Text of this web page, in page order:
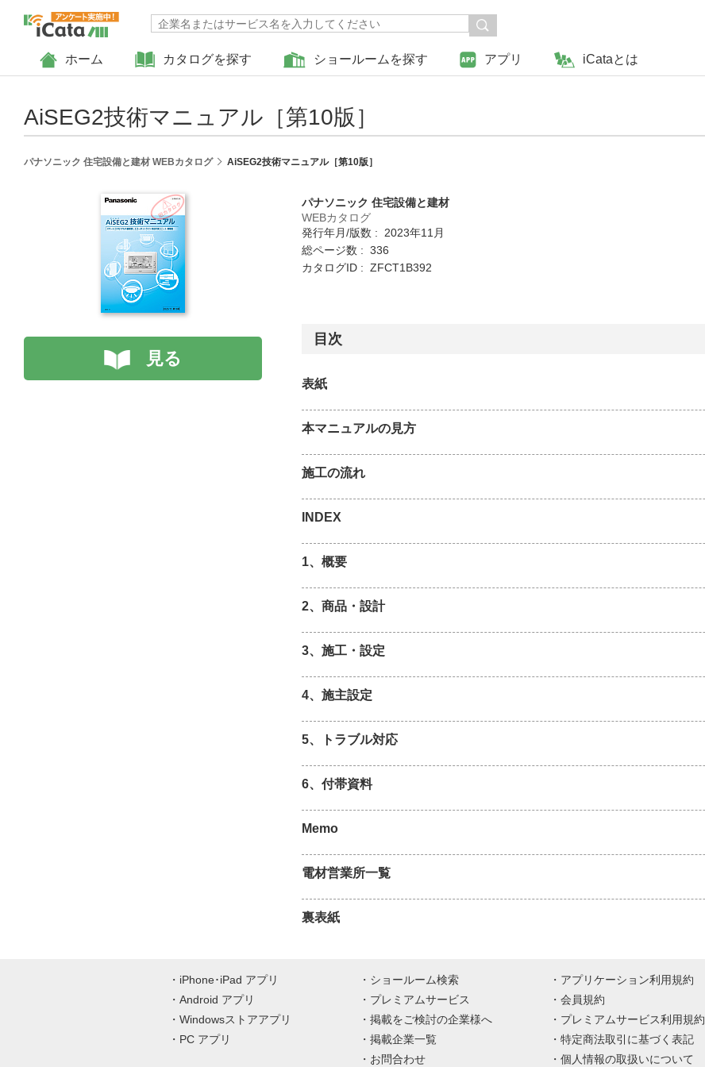
ホーム カタログを探す ショールームを探す アプリ iCataとは
AiSEG2技術マニュアル［第10版］
パナソニック 住宅設備と建材 WEBカタログ AiSEG2技術マニュアル［第10版］
見る
パナソニック 住宅設備と建材
WEBカタログ
発行年月/版数 : 2023年11月
総ページ数 : 336
カタログID : ZFCT1B392
目次
表紙
本マニュアルの見方
施工の流れ
INDEX
1、概要
2、商品・設計
3、施工・設定
4、施主設定
5、トラブル対応
6、付帯資料
Memo
電材営業所一覧
裏表紙
iPhone･iPad アプリ
Android アプリ
Windowsストアアプリ
PC アプリ
ショールーム検索
プレミアムサービス
掲載をご検討の企業様へ
掲載企業一覧
お問合わせ
アプリケーション利用規約
会員規約
プレミアムサービス利用規約
特定商法取引に基づく表記
個人情報の取扱いについて